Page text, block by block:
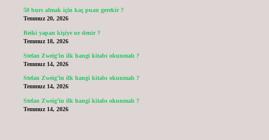
50 burs almak için kaç puan gerekir ?
Temmuz 20, 2026
Reiki yapan kişiye ne denir ?
Temmuz 18, 2026
Stefan Zweig’in ilk hangi kitabı okunmalı ?
Temmuz 14, 2026
Stefan Zweig’in ilk hangi kitabı okunmalı ?
Temmuz 14, 2026
Stefan Zweig’in ilk hangi kitabı okunmalı ?
Temmuz 14, 2026